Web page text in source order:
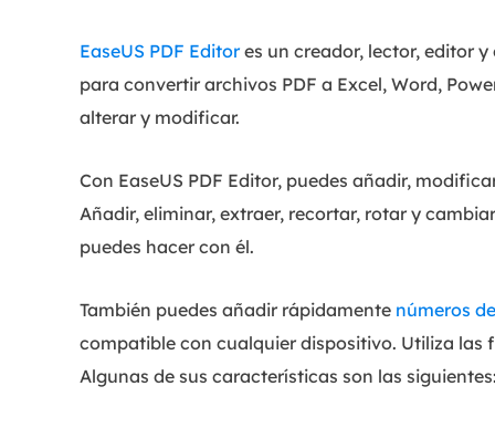
EaseUS PDF Editores un creador, lector, editor
para convertir archivos PDF a Excel, Word,
alterar y modificar.
Con EaseUS PDF Editor, puedes añadir,
Añadir, eliminar, extraer, recortar, rotar y
puedes hacer con él.
También puedes añadir rápidamente números
compatible con cualquier dispositivo. Utiliza las
Algunas de sus características son las